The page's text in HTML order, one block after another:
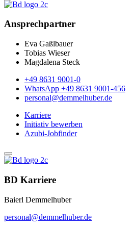
Ansprechpartner
Eva Gaßlbauer
Tobias Wieser
Magdalena Steck
+49 8631 9001-0
WhatsApp +49 8631 9001-456
personal@demmelhuber.de
Karriere
Initiativ bewerben
Azubi-Jobfinder
BD Karriere
Baierl Demmelhuber
personal@demmelhuber.de